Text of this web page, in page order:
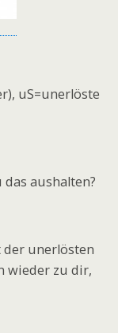
uS=unerlöste
das aushalten?
der unerlösten
wieder zu dir,